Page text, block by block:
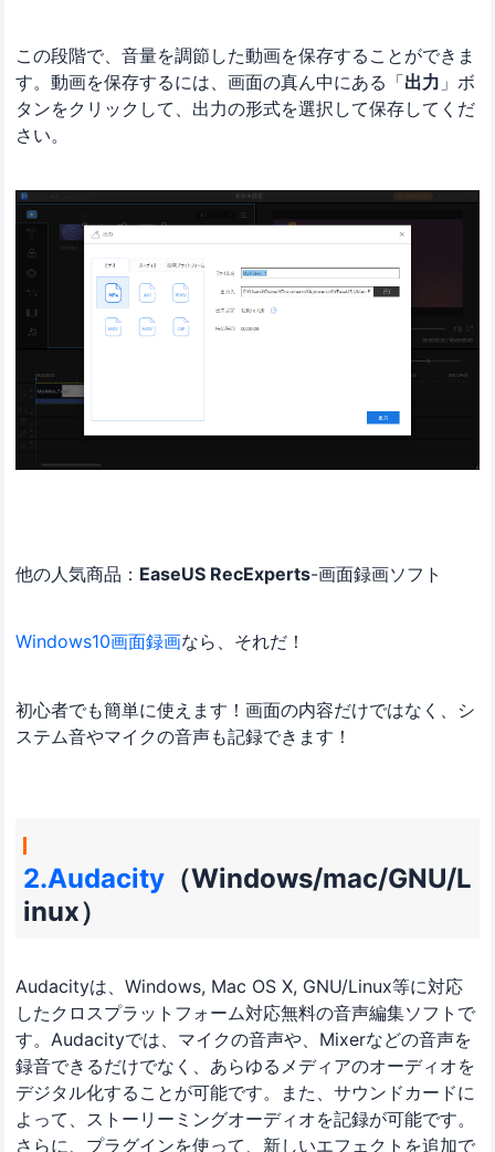
この段階で、音量を調節した動画を保存することができま
す。動画を保存するには、画面の真ん中にある「出力 」ボ
タンをクリックして、出力の形式を選択して保存してくだ
さい。
他の人気商品： EaseUS RecExperts-画面録画ソフト
Windows10画面録画なら、それだ！
初心者でも簡単に使えます！画面の内容だけではなく、シ
ステム音やマイクの音声も記録できます！
2.Audacity（Windows/mac/GNU/L
inux）
Audacityは、Windows, Mac OS X, GNU/Linux等に対応
したクロスプラットフォーム対応無料の音声編集ソフトで
す。Audacityでは、マイクの音声や、Mixerなどの音声を
録音できるだけでなく、あらゆるメディアのオーディオを
デジタル化することが可能です。また、サウンドカードに
よって、ストーリーミングオーディオを記録が可能です。
さらに、プラグインを使って、新しいエフェクトを追加で